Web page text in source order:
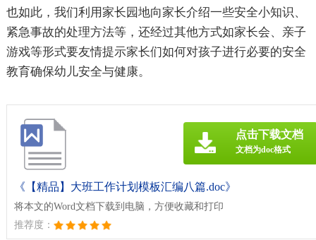
也如此，我们利用家长园地向家长介绍一些安全小知识、
紧急事故的处理方法等，还经过其他方式如家长会、亲子
游戏等形式要友情提示家长们如何对孩子进行必要的安全
教育确保幼儿安全与健康。
《【精品】大班工作计划模板汇编八篇.doc》
将本文的Word文档下载到电脑，方便收藏和打印
推荐度：
点击下载文档
文档为doc格式